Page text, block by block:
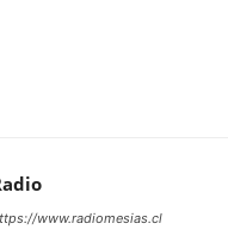
www.radiomesias.cl